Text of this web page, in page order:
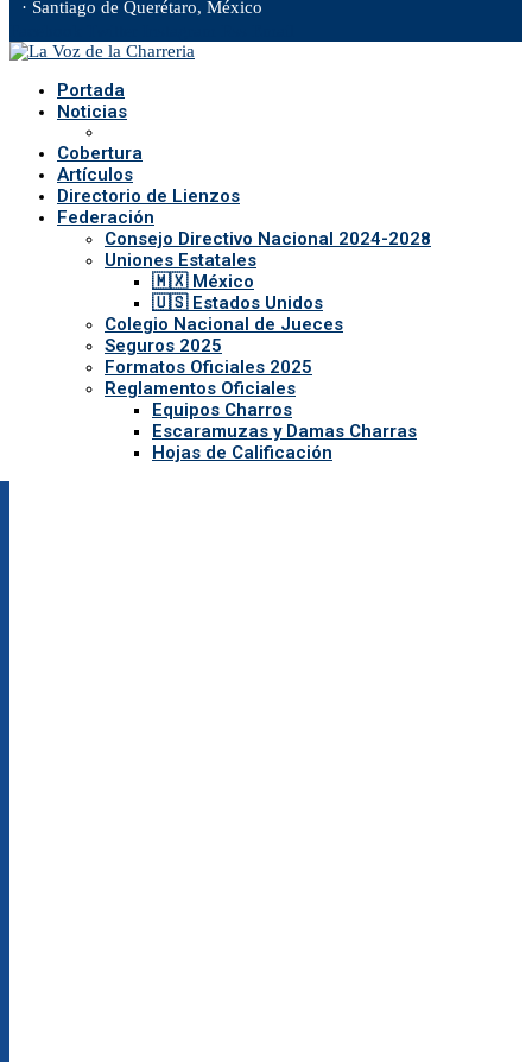
· Santiago de Querétaro, México
Portada
Noticias
Cobertura
Artículos
Directorio de Lienzos
Federación
Consejo Directivo Nacional 2024-2028
Uniones Estatales
🇲🇽 México
🇺🇸 Estados Unidos
Colegio Nacional de Jueces
Seguros 2025
Formatos Oficiales 2025
Reglamentos Oficiales
Equipos Charros
Escaramuzas y Damas Charras
Hojas de Calificación